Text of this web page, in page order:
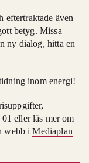
eftertraktade även
betyg. Missa
ny dialog, hitta en
inom energi!
eller läs mer om
webb iMediaplan